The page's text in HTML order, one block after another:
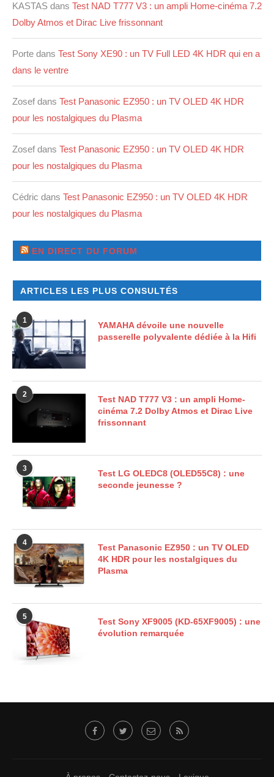
KASTAS dans Test NAD T777 V3 : un ampli Home-cinéma 7.2
Dolby Atmos et Dirac Live frissonnant
Porte dans Test Sony XE90 : un TV Full LED 4K HDR qui en a
dans le ventre
Zosef dans Test Panasonic EZ950 : un TV OLED 4K HDR
pour les nostalgiques du Plasma
Zosef dans Test Panasonic EZ950 : un TV OLED 4K HDR
pour les nostalgiques du Plasma
Cédric dans Test Panasonic EZ950 : un TV OLED 4K HDR
pour les nostalgiques du Plasma
EN DIRECT DU FORUM
ARTICLES LES PLUS CONSULTÉS
1
YAMAHA dévoile une nouvelle
passerelle polyvalente dédiée à la Hifi
2
Test NAD T777 V3 : un ampli Home-
cinéma 7.2 Dolby Atmos et Dirac Live
frissonnant
3
Test LG OLEDC8 (OLED55C8) : une
seconde jeunesse ?
4
Test Panasonic EZ950 : un TV OLED
4K HDR pour les nostalgiques du
Plasma
5
Test Sony XF9005 (KD-65XF9005) : une
évolution remarquée